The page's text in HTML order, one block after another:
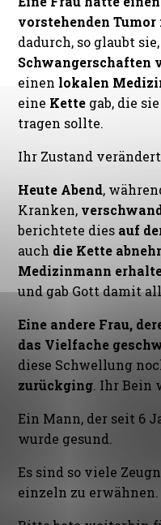
vorstehenden
dadurch, so glaubt
Schwangerschaften
einen lokalen
eine Kette gab, die
tragen sollte.
Ihr Zustand
Heute Abend,
Kranken,
berichtete dies auf
auch die Kette
Medizinmann
und gab Gott damit
Eine andere Frau,
das Vielfache
diese Schwellung
zurückging. Ihr Bein
Ein Mann, der seit 6
wurde gesund.
Es sind so viele
einzeln zu erwähnen.